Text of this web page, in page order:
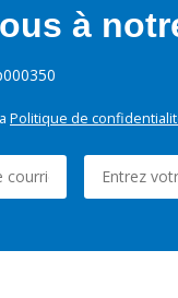
à
Politique de